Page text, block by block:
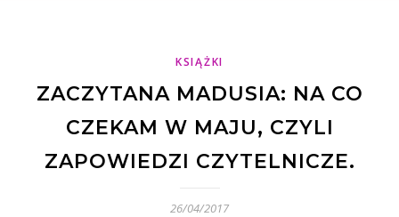
KSIĄŻKI
ZACZYTANA MADUSIA: NA CO
CZEKAM W MAJU, CZYLI
ZAPOWIEDZI CZYTELNICZE.
26/04/2017